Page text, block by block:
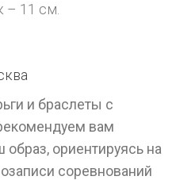
– 11 см.
и браслеты с
вам
ориентируясь на
соревнований